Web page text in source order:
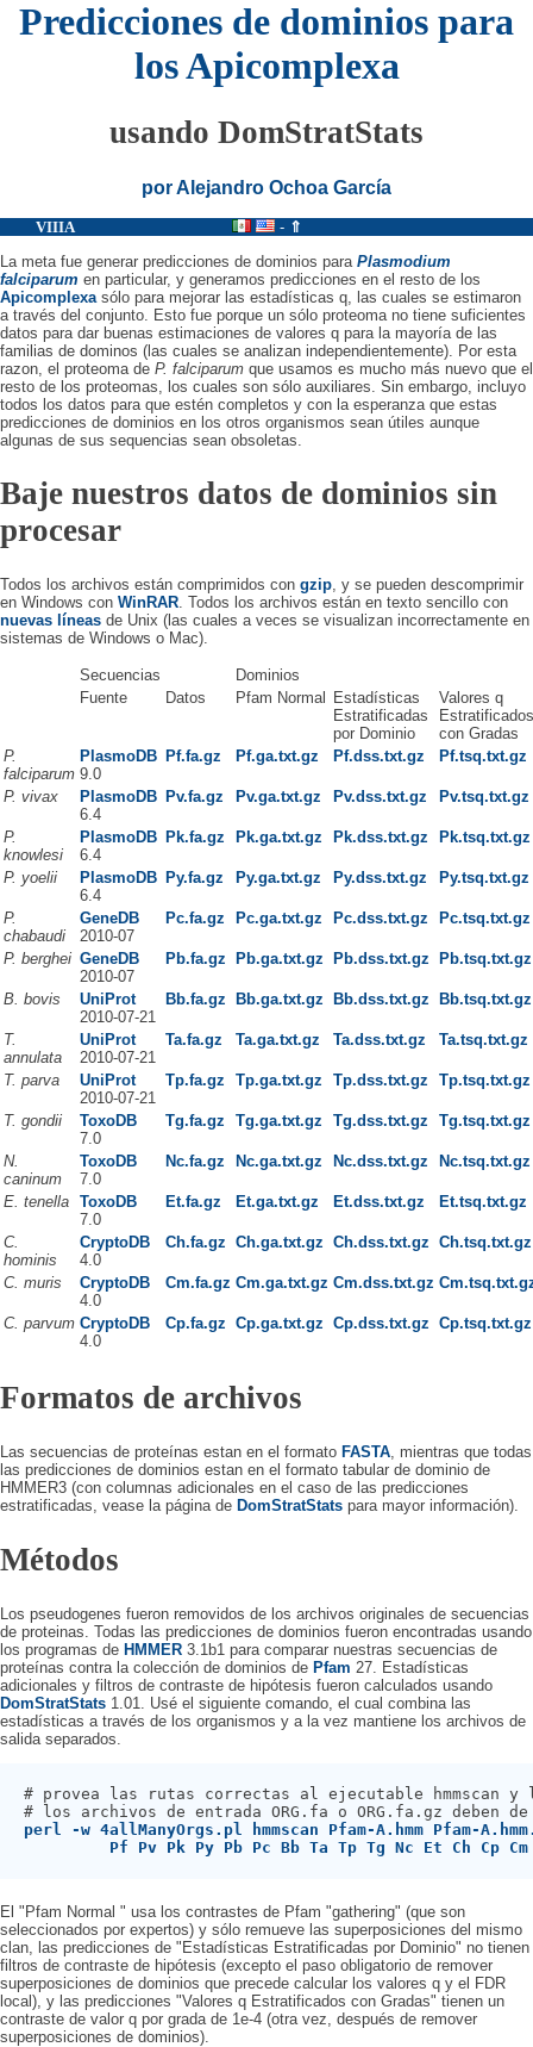
Predicciones de dominios para
los Apicomplexa
usando DomStratStats
por Alejandro Ochoa García
VIIIA - ⇑
La meta fue generar predicciones de dominios para Plasmodium
falciparum en particular, y generamos predicciones en el resto de los
Apicomplexa sólo para mejorar las estadísticas q, las cuales se estimaron
a través del conjunto. Esto fue porque un sólo proteoma no tiene suficientes
datos para dar buenas estimaciones de valores q para la mayoría de las
familias de dominos (las cuales se analizan independientemente). Por esta
razon, el proteoma de P. falciparum que usamos es mucho más nuevo que el
resto de los proteomas, los cuales son sólo auxiliares. Sin embargo, incluyo
todos los datos para que estén completos y con la esperanza que estas
predicciones de dominios en los otros organismos sean útiles aunque
algunas de sus sequencias sean obsoletas.
Baje nuestros datos de dominios sin
procesar
Todos los archivos están comprimidos con gzip , y se pueden descomprimir
en Windows con WinRAR . Todos los archivos están en texto sencillo con
nuevas líneas de Unix (las cuales a veces se visualizan incorrectamente en
sistemas de Windows o Mac).
Secuencias
Dominios
Fuente
Datos Pfam Normal
Estadísticas
Estratificadas
por Dominio
Valores q
Estratificados
con Gradas
P.
falciparum
PlasmoDB
9.0
Pf.fa.gz Pf.ga.txt.gz Pf.dss.txt.gz Pf.tsq.txt.gz
P. vivax
PlasmoDB
6.4
Pv.fa.gz Pv.ga.txt.gz Pv.dss.txt.gz Pv.tsq.txt.gz
P.
knowlesi
PlasmoDB
6.4
Pk.fa.gz Pk.ga.txt.gz Pk.dss.txt.gz Pk.tsq.txt.gz
P. yoelii
PlasmoDB
6.4
Py.fa.gz Py.ga.txt.gz Py.dss.txt.gz Py.tsq.txt.gz
P.
chabaudi
GeneDB
2010-07
Pc.fa.gz Pc.ga.txt.gz Pc.dss.txt.gz Pc.tsq.txt.gz
P. berghei GeneDB
2010-07
Pb.fa.gz Pb.ga.txt.gz Pb.dss.txt.gz Pb.tsq.txt.gz
B. bovis
UniProt
2010-07-21
Bb.fa.gz Bb.ga.txt.gz Bb.dss.txt.gz Bb.tsq.txt.gz
T.
annulata
UniProt
2010-07-21
Ta.fa.gz Ta.ga.txt.gz Ta.dss.txt.gz Ta.tsq.txt.gz
T. parva
UniProt
2010-07-21
Tp.fa.gz Tp.ga.txt.gz Tp.dss.txt.gz Tp.tsq.txt.gz
T. gondii
ToxoDB
7.0
Tg.fa.gz Tg.ga.txt.gz Tg.dss.txt.gz Tg.tsq.txt.gz
N.
caninum
ToxoDB
7.0
Nc.fa.gz Nc.ga.txt.gz Nc.dss.txt.gz Nc.tsq.txt.gz
E. tenella ToxoDB
7.0
Et.fa.gz Et.ga.txt.gz Et.dss.txt.gz Et.tsq.txt.gz
C.
hominis
CryptoDB
4.0
Ch.fa.gz Ch.ga.txt.gz Ch.dss.txt.gz Ch.tsq.txt.gz
C. muris
CryptoDB
4.0
Cm.fa.gz Cm.ga.txt.gz Cm.dss.txt.gz
C. parvum CryptoDB
4.0
Cp.fa.gz Cp.ga.txt.gz Cp.dss.txt.gz Cp.tsq.txt.gz
Formatos de archivos
Las secuencias de proteínas estan en el formato FASTA, mientras que todas
las predicciones de dominios estan en el formato tabular de dominio de
HMMER3 (con columnas adicionales en el caso de las predicciones
estratificadas, vease la página de DomStratStats para mayor información).
Métodos
Los pseudogenes fueron removidos de los archivos originales de secuencias
de proteinas. Todas las predicciones de dominios fueron encontradas usando
los programas de HMMER 3.1b1 para comparar nuestras secuencias de
proteínas contra la colección de dominios de Pfam 27. Estadísticas
adicionales y filtros de contraste de hipótesis fueron calculados usando
DomStratStats 1.01. Usé el siguiente comando, el cual combina las
estadísticas a través de los organismos y a la vez mantiene los archivos de
salida separados.
# provea las rutas correctas al ejecutable hmmscan y
perl -w 4allManyOrgs.pl hmmscan Pfam-A.hmm Pfam-
Pf Pv Pk Py Pb Pc Bb Ta Tp Tg Nc Et Ch Cp Cm
El "Pfam Normal " usa los contrastes de Pfam "gathering" (que son
seleccionados por expertos) y sólo remueve las superposiciones del mismo
clan, las predicciones de "Estadísticas Estratificadas por Dominio" no tienen
filtros de contraste de hipótesis (excepto el paso obligatorio de remover
superposiciones de dominios que precede calcular los valores q y el FDR
local), y las predicciones "Valores q Estratificados con Gradas" tienen un
contraste de valor q por grada de 1e-4 (otra vez, después de remover
superposiciones de dominios).